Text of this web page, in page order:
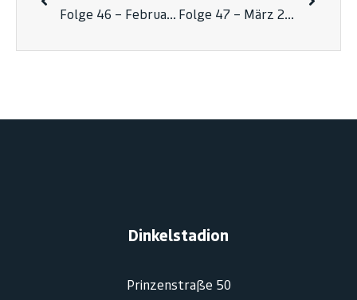
Folge 46 – Februar 2025 Teil 2
Folge 47 – März 2025
Dinkelstadion
Prinzenstraße 50